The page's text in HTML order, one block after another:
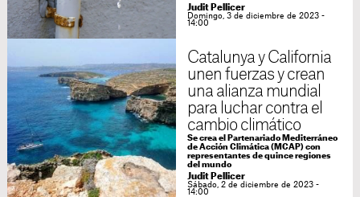
Judit Pellicer
Domingo, 3 de diciembre de 2023 -
14:00
Catalunya y California
unen fuerzas y crean
una alianza mundial
para luchar contra el
cambio climático
Se crea el Partenariado Mediterráneo
de Acción Climática (MCAP) con
representantes de quince regiones
del mundo
Judit Pellicer
Sábado, 2 de diciembre de 2023 -
14:00